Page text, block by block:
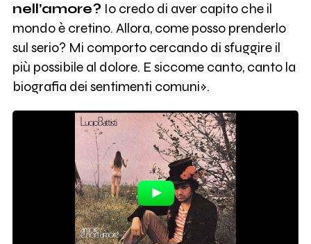
nell’amore? Io credo di aver capito che il
mondo è cretino. Allora, come posso prenderlo
sul serio? Mi comporto cercando di sfuggire il
più possibile al dolore. E siccome canto, canto la
biografia dei sentimenti comuni».